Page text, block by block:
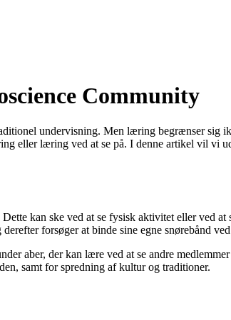
Community
undervisning. Men læring begrænser sig
eller læring ved at se på. I denne artikel vil vi
kan ske ved at se fysisk aktivitet eller ved at
forsøger at binde sine egne snørebånd
aber, der kan lære ved at se andre
samt for spredning af kultur og traditioner.